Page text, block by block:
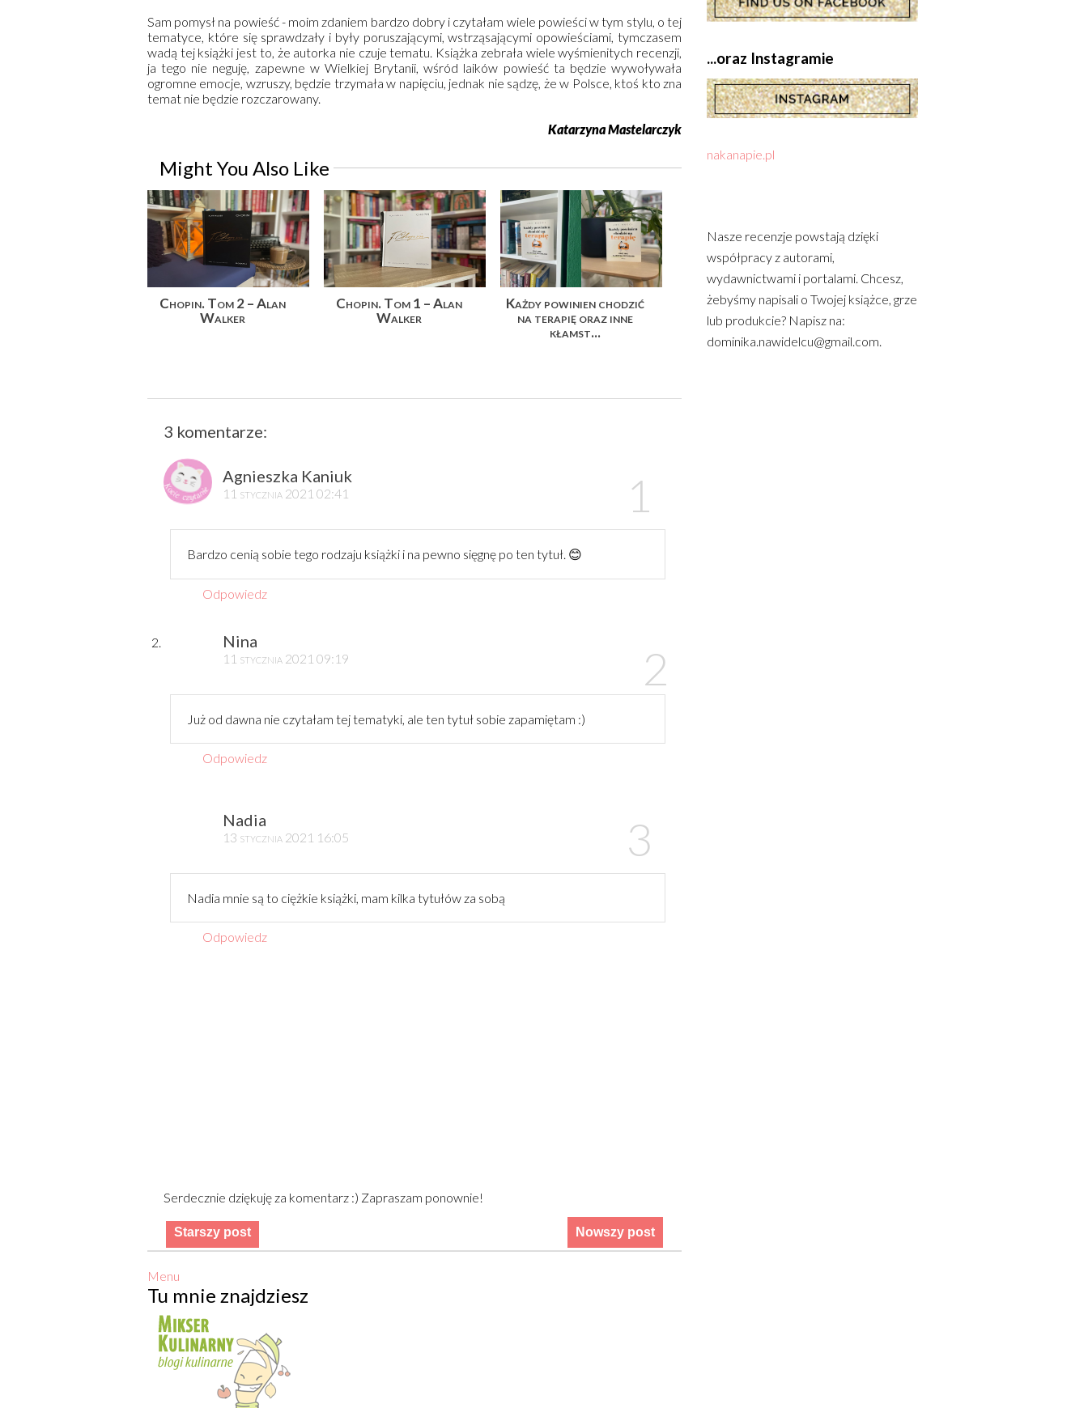
Sam pomysł na powieść - moim zdaniem bardzo dobry i czytałam wiele powieści w tym stylu, o tej
tematyce, które się sprawdzały i były poruszającymi, wstrząsającymi opowieściami, tymczasem
wadą tej książki jest to, że autorka nie czuje tematu. Książka zebrała wiele wyśmienitych recenzji,
ja tego nie neguję, zapewne w Wielkiej Brytanii, wśród laików powieść ta będzie wywoływała
ogromne emocje, wzruszy, będzie trzymała w napięciu, jednak nie sądzę, że w Polsce, ktoś kto zna
temat nie będzie rozczarowany.
Katarzyna Mastelarczyk
Might You Also Like
Chopin. Tom 2 – Alan
Walker
Chopin. Tom 1 – Alan
Walker
Każdy powinien chodzić
na terapię oraz inne
kłamst...
3 komentarze:
Agnieszka Kaniuk
11 stycznia 2021 02:41
Bardzo cenią sobie tego rodzaju książki i na pewno sięgnę po ten tytuł. 😊
Odpowiedz
Nina
11 stycznia 2021 09:19
Już od dawna nie czytałam tej tematyki, ale ten tytuł sobie zapamiętam :)
Odpowiedz
Nadia
13 stycznia 2021 16:05
Nadia mnie są to ciężkie książki, mam kilka tytułów za sobą
Odpowiedz
Serdecznie dziękuję za komentarz :) Zapraszam ponownie!
Nowszy post
Starszy post
Menu
Tu mnie znajdziesz
...oraz Instagramie
nakanapie.pl
Nasze recenzje powstają dzięki
współpracy z autorami,
wydawnictwami i portalami. Chcesz,
żebyśmy napisali o Twojej książce, grze
lub produkcie? Napisz na:
dominika.nawidelcu@gmail.com.